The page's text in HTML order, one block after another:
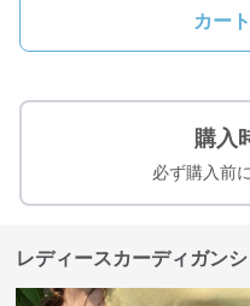
カー
購入
必ず購入前
レディースカーディガン